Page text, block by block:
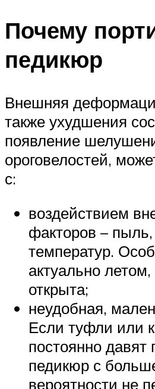
Почему
педикюр
Внешняя
также ухудшения
появление
ороговелостей,
с:
воздействием
факторов –
температур.
актуально летом,
открыта;
неудобная,
Если туфли или
постоянно давят
педикюр с
вероятности не